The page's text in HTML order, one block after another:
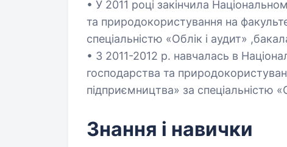
• У 2011 році закінчила
та природокористування на
спеціальністю «Облік і аудит»
• З 2011-2012 р. навчалась в
господарства та
підприємництва» за спеціальністю
Знання і навички